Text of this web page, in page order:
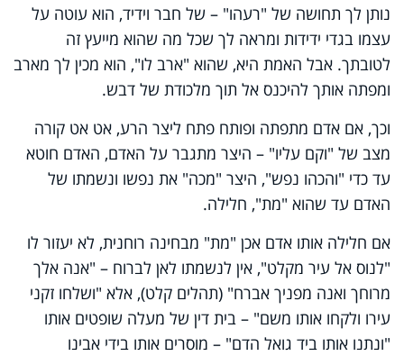
נותן לך תחושה של "רעהו" – של חבר וידיד, הוא עוטה על
עצמו בגדי ידידות ומראה לך שכל מה שהוא מייעץ זה
לטובתך. אבל האמת היא, שהוא "ארב לו", הוא מכין לך מארב
ומפתה אותך להיכנס אל תוך מלכודת של דבש.
וכך, אם אדם מתפתה ופותח פתח ליצר הרע, אט אט קורה
מצב של "וקם עליו" – היצר מתגבר על האדם, האדם חוטא
עד כדי "והכהו נפש", היצר "מכה" את נפשו ונשמתו של
האדם עד שהוא "מת", חלילה.
אם חלילה אותו אדם אכן "מת" מבחינה רוחנית, לא יעזור לו
"לנוס אל עיר מקלט", אין לנשמתו לאן לברוח – "אנה אלך
מרוחך ואנה מפניך אברח" (תהלים קלט), אלא "ושלחו זקני
עירו ולקחו אותו משם" – בית דין של מעלה שופטים אותו
"ונתנו אותו ביד גואל הדם" – מוסרים אותו בידי אבינו